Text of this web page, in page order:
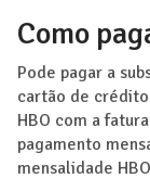
Como
Pode pagar a
cartão de
HBO com a
pagamento
mensalidade